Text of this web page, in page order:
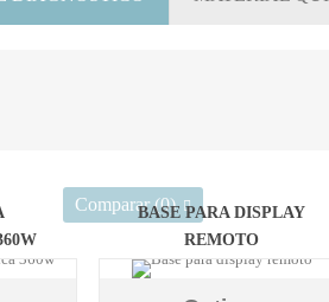
Comparar (0)
BASE PARA DISPLAY
REMOTO